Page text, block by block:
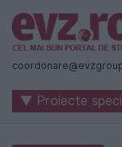
Știri
naționale
internaționale
▼ Proiecte